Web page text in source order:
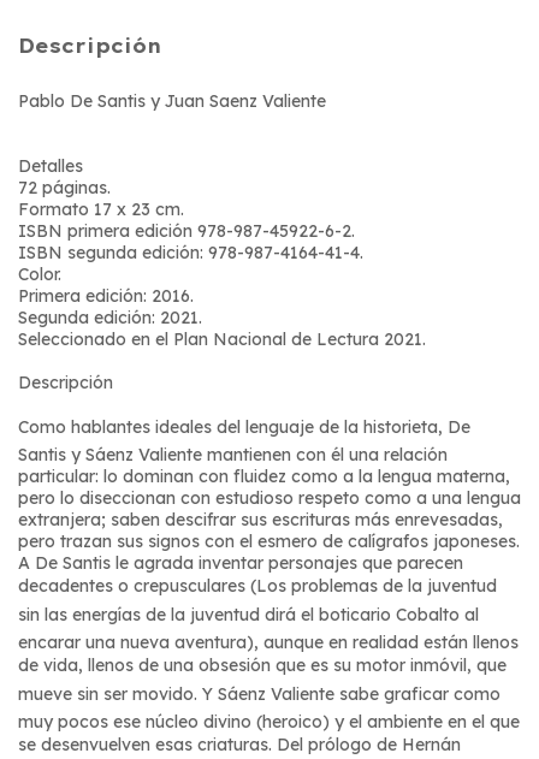
Descripción
Pablo De Santis y Juan Saenz Valiente
Detalles
72 páginas.
Formato 17 x 23 cm.
ISBN primera edición 978-987-45922-­6-­2.
ISBN segunda edición: 978-987-4164-41-4.
Color.
Primera edición: 2016.
Segunda edición: 2021.
Seleccionado en el Plan Nacional de Lectura 2021.
Descripción
Como hablantes ideales del lenguaje de la historieta, De
Santis y Sáenz Valiente mantienen con él una relación
particular: lo dominan con fluidez como a la lengua materna,
pero lo diseccionan con estudioso respeto como a una lengua
extranjera; saben descifrar sus escrituras más enrevesadas,
pero trazan sus signos con el esmero de calígrafos japoneses.
A De Santis le agrada inventar personajes que parecen
decadentes o crepusculares (Los problemas de la juventud
sin las energías de la juventud dirá el boticario Cobalto al
encarar una nueva aventura), aunque en realidad están llenos
de vida, llenos de una obsesión que es su motor inmóvil, que
mueve sin ser movido. Y Sáenz Valiente sabe graficar como
muy pocos ese núcleo divino (heroico) y el ambiente en el que
se desenvuelven esas criaturas. Del prólogo de Hernán